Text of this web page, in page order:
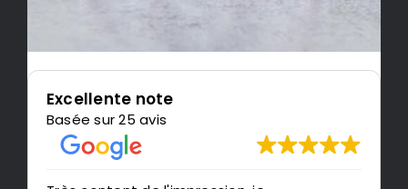
Excellente note
Basée sur 25 avis